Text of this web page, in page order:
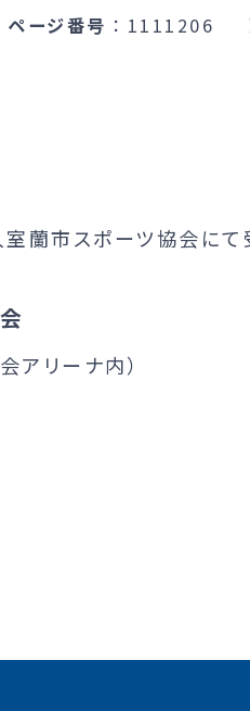
ページ番号 1111206
蘭市スポーツ協会にて
アリーナ内）